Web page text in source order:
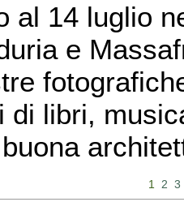
al 14 luglio
e
di libri,
1 2 3